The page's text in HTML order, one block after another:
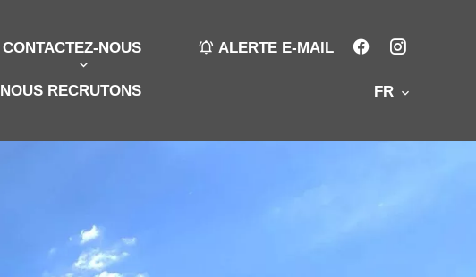
ALERTE E-MAIL
FR
CONTACTEZ-NOUS
NOUS RECRUTONS